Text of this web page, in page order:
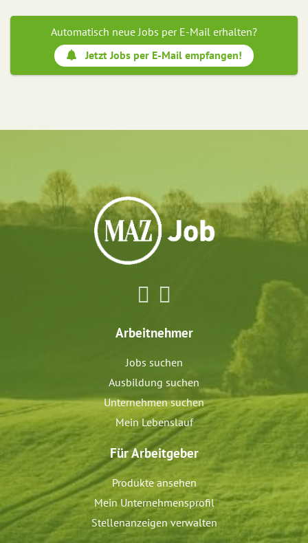
Automatisch neue Jobs per E-Mail erhalten?
Jetzt Jobs per E-Mail empfangen!
Arbeitnehmer
Jobs suchen
Ausbildung suchen
Unternehmen suchen
Mein Lebenslauf
Für Arbeitgeber
Produkte ansehen
Mein Unternehmensprofil
Stellenanzeigen verwalten